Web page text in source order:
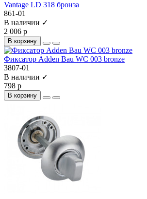
Vantage LD 318 бронза
861-01
В наличии ✓
2 006 р
В корзину
Фиксатор Adden Bau WC 003 bronze
3807-01
В наличии ✓
798 р
В корзину